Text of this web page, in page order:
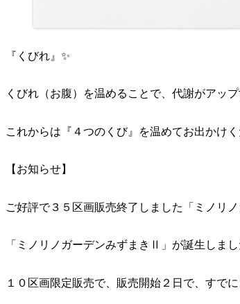
『くびれ』✨
くびれ（お腹）を温めることで、代謝がアップ
これからは『４つのくび』を温めてお出かけ
【お知らせ】
ご好評で３５区画販売終了しました「ミノリ
「ミノリノガーデンみずまきⅡ」が誕生しまし
１０区画限定販売で、販売開始２日で、すで